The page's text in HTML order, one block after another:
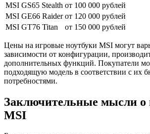
MSI GS65 Stealth от 100 000 рублей
MSI GE66 Raider от 120 000 рублей
MSI GT76 Titan
от 150 000 рублей
Цены на игровые ноутбуки MSI могут
зависимости от конфигурации,
дополнительных функций. Покупатели
подходящую модель в соответствии с их
потребностями.
Заключительные мысли о
MSI